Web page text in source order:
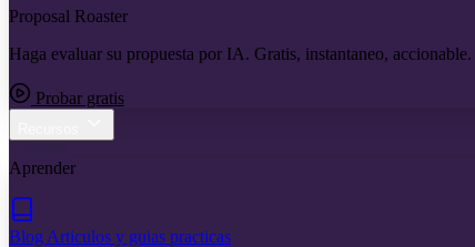
Proposal Roaster
Haga evaluar su propuesta por IA. Gratis, instantaneo, accionable.
Probar gratis
Aprender
Blog Articulos y guias practicas